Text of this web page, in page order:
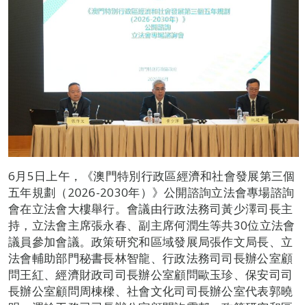
6月5日上午，《澳門特別行政區經濟和社會發展第三個
五年規劃（2026-2030年）》公開諮詢立法會專場諮詢
會在立法會大樓舉行。會議由行政法務司黃少澤司長主
持，立法會主席張永春、副主席何潤生等共30位立法會
議員參加會議。政策研究和區域發展局張作文局長、立
法會輔助部門秘書長林智龍、行政法務司司長辦公室顧
問王紅、經濟財政司司長辦公室顧問歐玉珍、保安司司
長辦公室顧問周棟樑、社會文化司司長辦公室代表郭曉